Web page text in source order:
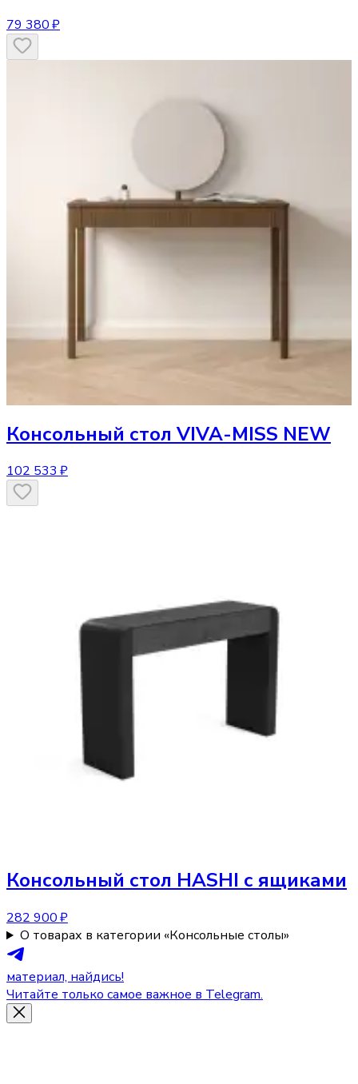
79 380 ₽
Консольный стол VIVA-MISS NEW
102 533 ₽
Консольный стол HASHI с ящиками
282 900 ₽
О товарах в категории «Консольные столы»
материал, найдись!
Читайте только самое важное в Telegram.